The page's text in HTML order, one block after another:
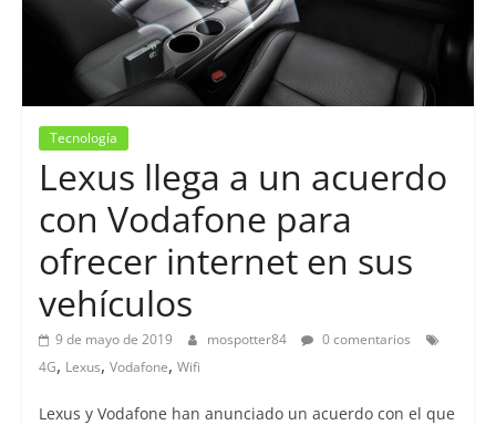
Tecnología
Lexus llega a un acuerdo
con Vodafone para
ofrecer internet en sus
vehículos
9 de mayo de 2019 mospotter84
0 comentarios
4G, Lexus, Vodafone, Wifi
Lexus y Vodafone han anunciado un acuerdo con el que